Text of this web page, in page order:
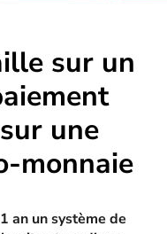
sur un
une
monnaie
an un système de